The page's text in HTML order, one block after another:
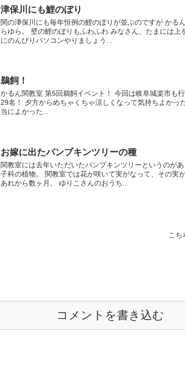
津保川にも鯉のぼり
関の津保川にも毎年恒例の鯉のぼりが並ぶのですが かる
らゆら。 壁の鯉のぼりもふわふわ みなさん、たまには上
にのんびりパソコンやりましょう...
鵜飼！
かるん関教室 第5回鵜飼イベント！ 今回は岐阜城楽市も
29名！ 夕方からめちゃくちゃ涼しくなって気持ちよかっ
当によかった...
お嫁に出たパンプキンツリーの種
関教室には去年いただいたパンプキンツリーというのが
子科の植物。 関教室では花が咲いて実がなって、その実
あれから数ヶ月。 ゆりこさんのおうち...
こち
コメントを書き込む